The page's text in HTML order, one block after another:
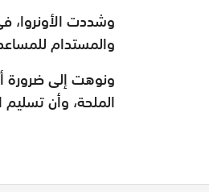
وشددت الأونروا،
والمستدام
ونوهت إلى ضرورة
الملحة، وأن